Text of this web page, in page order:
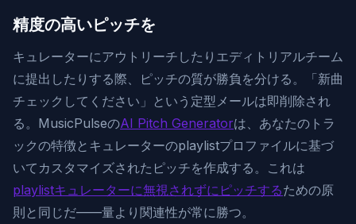
精度の高いピッチを
キュレーターにアウトリーチしたりエディトリアルチーム
に提出したりする際、ピッチの質が勝負を分ける。「新曲
チェックしてください」という定型メールは即削除され
る。MusicPulseのAI Pitch Generatorは、あなたのトラ
ックの特徴とキュレーターのplaylistプロファイルに基づ
いてカスタマイズされたピッチを作成する。これは
playlistキュレーターに無視されずにピッチするための原
則と同じだ——量より関連性が常に勝つ。